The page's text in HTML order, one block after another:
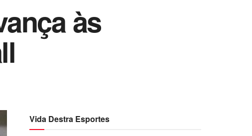
às
Vida Destra Esportes